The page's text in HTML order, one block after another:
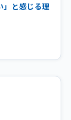
」と感じる理